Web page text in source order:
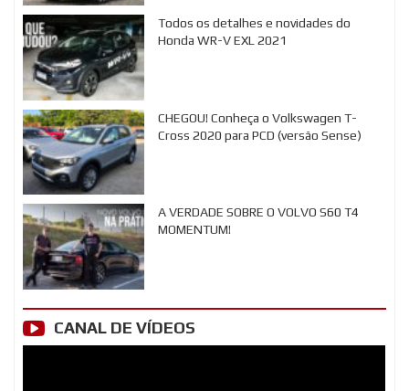
Todos os detalhes e novidades do
Honda WR-V EXL 2021
CHEGOU! Conheça o Volkswagen T-
Cross 2020 para PCD (versão Sense)
A VERDADE SOBRE O VOLVO S60 T4
MOMENTUM!
CANAL DE VÍDEOS